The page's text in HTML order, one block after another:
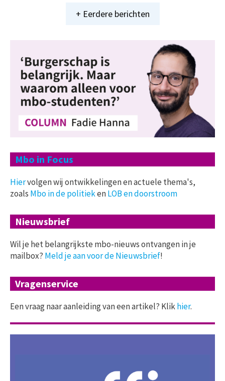
+ Eerdere berichten
Mbo in Focus
Hiervolgen wij ontwikkelingen en actuele thema's,
zoals Mbo in de politiekenLOB en doorstroom
Nieuwsbrief
Wil je het belangrijkste mbo-nieuws ontvangen in je
mailbox? Meld je aan voor de Nieuwsbrief!
Vragenservice
Een vraag naar aanleiding van een artikel? Klikhier.